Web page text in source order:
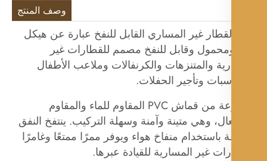
وصف المنتج
غير المساري القابل للنفخ عبارة عن هيكل
وقابل للنفخ مصمم للقطارات غير
والمتنزهات والكرنفالات وملاعب الأطفال
وتأجير الحفلات.
مصنوعة من قماش PVC المقاوم للماء والمقاوم
وهي متينة وآمنة وسهلة التركيب. ينتفخ النفق
باستخدام منفاخ هواء ويوفر ممرًا ممتعًا وغامرًا
غير المسارية للقيادة عبرها.